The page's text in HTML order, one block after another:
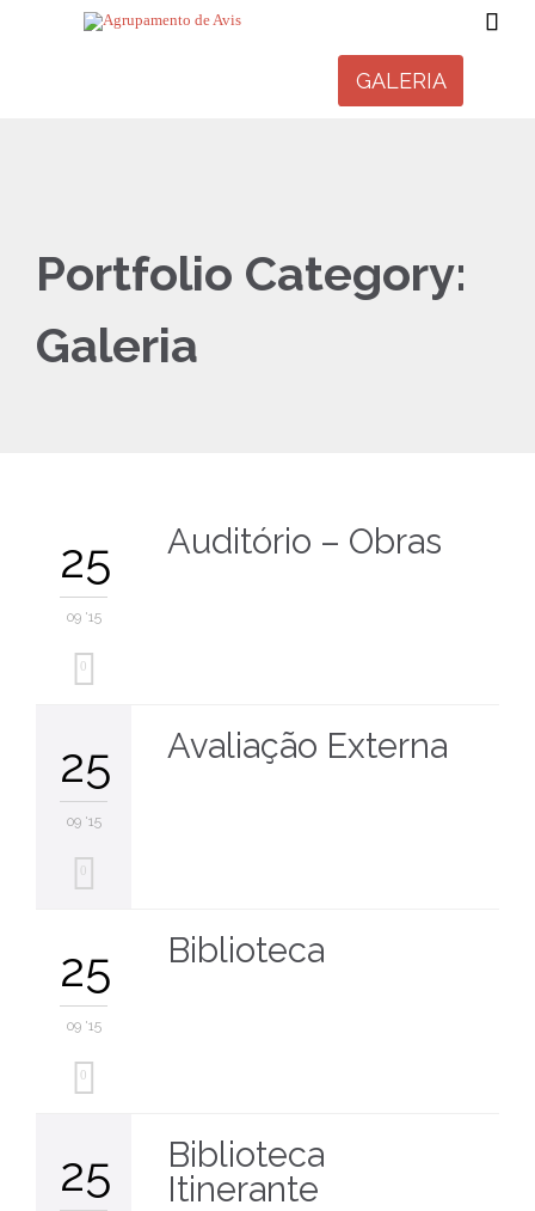

GALERIA
Portfolio Category:
Galeria
25
09 '15
0
Auditório – Obras
25
09 '15
0
Avaliação Externa
25
09 '15
0
Biblioteca
25
Biblioteca
Itinerante